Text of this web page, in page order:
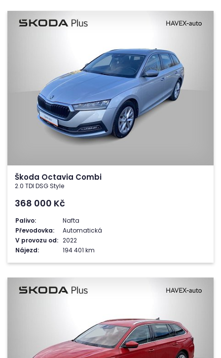
Škoda Octavia Combi
2.0 TDI DSG Style
368 000 Kč
Palivo:
Nafta
Převodovka:
Automatická
V provozu od: 2022
Nájezd:
194 401 km